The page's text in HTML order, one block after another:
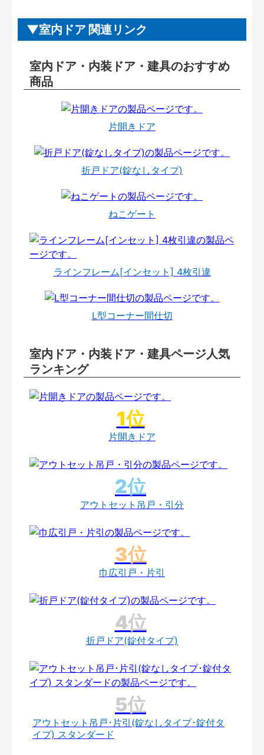
室内ドア 関連リンク
室内ドア・内装ドア・建具のおすすめ
商品
片開きドア
折戸ドア(錠なしタイプ)
ねこゲート
ラインフレーム[インセット] 4枚引違
L型コーナー間仕切
室内ドア・内装ドア・建具ページ人気
ランキング
片開きドア
アウトセット吊戸・引分
巾広引戸・片引
折戸ドア(錠付タイプ)
アウトセット吊戸･片引(錠なしタイプ･錠付タ
イプ) スタンダード